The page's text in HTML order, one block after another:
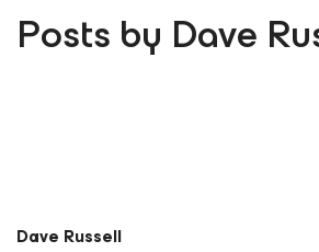
Posts by Dave
Dave Russell